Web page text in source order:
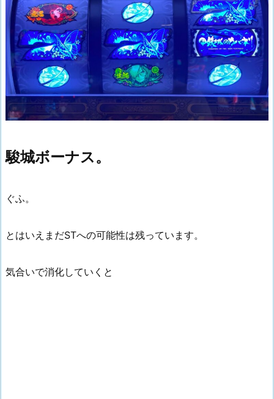
駿城ボーナス。
ぐふ。
とはいえまだSTへの可能性は残っています。
気合いで消化していくと